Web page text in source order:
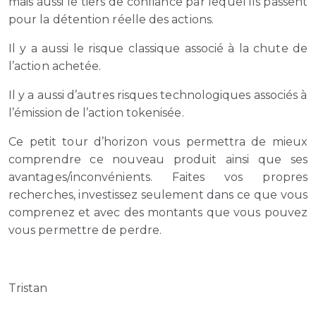
pour la détention réelle des actions.
Il y a aussi le risque classique associé à la chute de
l’action achetée.
Il y a aussi d’autres risques technologiques associés à
l’émission de l’action tokenisée.
Ce petit tour d’horizon vous permettra de mieux
comprendre ce nouveau produit ainsi que ses
avantages/inconvénients. Faites vos propres
recherches, investissez seulement dans ce que vous
comprenez et avec des montants que vous pouvez
vous permettre de perdre.
Tristan